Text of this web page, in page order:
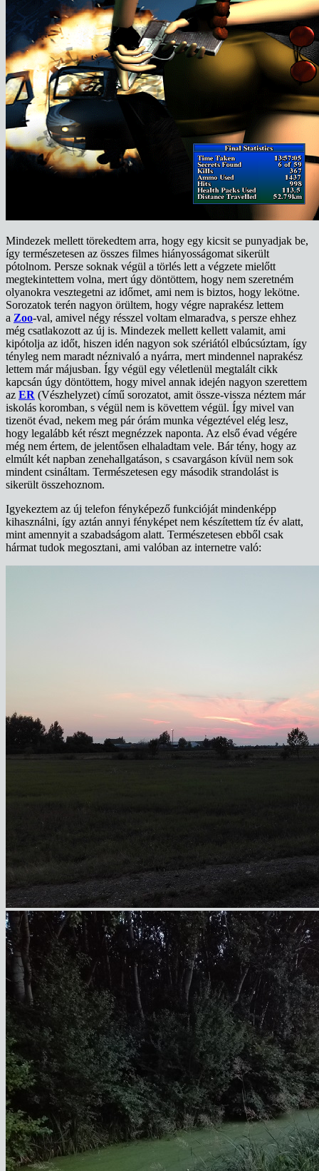
Mindezek mellett törekedtem arra, hogy egy kicsit se punyadjak be,
így természetesen az összes filmes hiányosságomat sikerült
pótolnom. Persze soknak végül a törlés lett a végzete mielőtt
megtekintettem volna, mert úgy döntöttem, hogy nem szeretném
olyanokra vesztegetni az időmet, ami nem is biztos, hogy lekötne.
Sorozatok terén nagyon örültem, hogy végre naprakész lettem
a Zoo-val, amivel négy résszel voltam elmaradva, s persze ehhez
még csatlakozott az új is. Mindezek mellett kellett valamit, ami
kipótolja az időt, hiszen idén nagyon sok szériától elbúcsúztam, így
tényleg nem maradt néznivaló a nyárra, mert mindennel naprakész
lettem már májusban. Így végül egy véletlenül megtalált cikk
kapcsán úgy döntöttem, hogy mivel annak idején nagyon szerettem
az ER (Vészhelyzet) című sorozatot, amit össze-vissza néztem már
iskolás koromban, s végül nem is követtem végül. Így mivel van
tizenöt évad, nekem meg pár órám munka végeztével elég lesz,
hogy legalább két részt megnézzek naponta. Az első évad végére
még nem értem, de jelentősen elhaladtam vele. Bár tény, hogy az
elmúlt két napban zenehallgatáson, s csavargáson kívül nem sok
mindent csináltam. Természetesen egy második strandolást is
sikerült összehoznom.
Igyekeztem az új telefon fényképező funkcióját mindenképp
kihasználni, így aztán annyi fényképet nem készítettem tíz év alatt,
mint amennyit a szabadságom alatt. Természetesen ebből csak
hármat tudok megosztani, ami valóban az internetre való: